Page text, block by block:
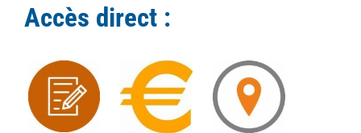
Accès direct :